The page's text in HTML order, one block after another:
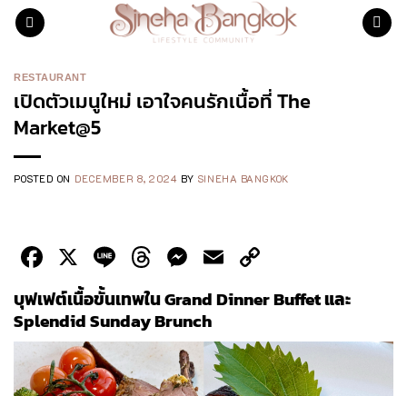
Skip
RESTAURANT
เปิดตัวเมนูใหม่ เอาใจคนรักเนื้อที่ The
Market@5
POSTED ON DECEMBER 8, 2024 BY SINEHA BANGKOK
Facebook
X LineThreads
Messenger
Email
Link
บุฟเฟต์เนื้อขั้นเทพใน Grand Dinner Buffet และ
Splendid Sunday Brunch